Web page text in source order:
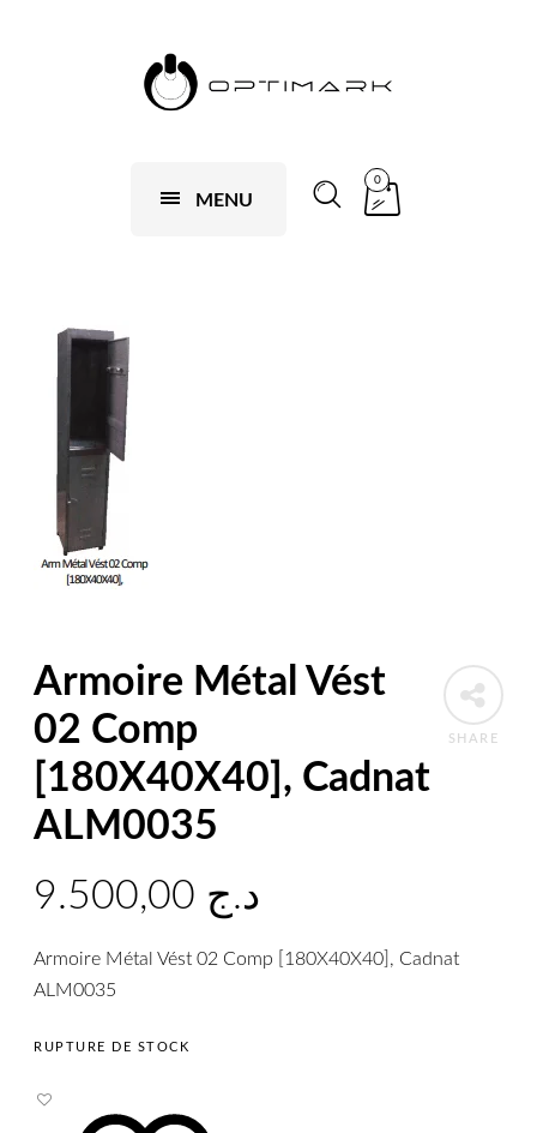
MENU
0
SHARE
Armoire Métal Vést
02 Comp
[180X40X40], Cadnat
ALM0035
د.ج
Armoire Métal Vést 02 Comp [180X40X40], Cadnat
ALM0035
RUPTURE DE STOCK